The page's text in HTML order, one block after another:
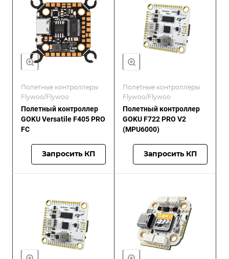
Полетные контроллеры
Flywoo/Flywoo
Полетный контроллер
GOKU Versatile F405 PRO
FC
Запросить КП
Полетные контроллеры
Flywoo/Flywoo
Полетный контроллер
GOKU F722 PRO V2
(MPU6000)
Запросить КП